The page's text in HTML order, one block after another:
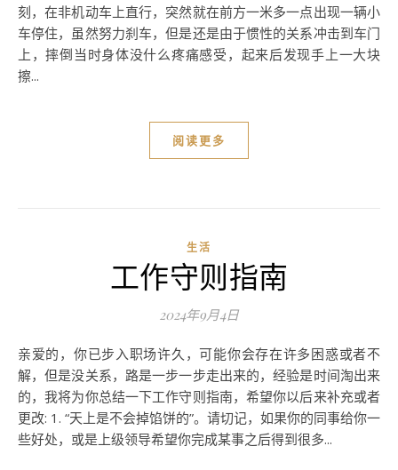
刻，在非机动车上直行，突然就在前方一米多一点出现一辆小
车停住，虽然努力刹车，但是还是由于惯性的关系冲击到车门
上，摔倒当时身体没什么疼痛感受，起来后发现手上一大块
擦...
阅读更多
生活
工作守则指南
2024年9月4日
亲爱的，你已步入职场许久，可能你会存在许多困惑或者不
解，但是没关系，路是一步一步走出来的，经验是时间淘出来
的，我将为你总结一下工作守则指南，希望你以后来补充或者
更改: 1. “天上是不会掉馅饼的”。请切记，如果你的同事给你一
些好处，或是上级领导希望你完成某事之后得到很多...